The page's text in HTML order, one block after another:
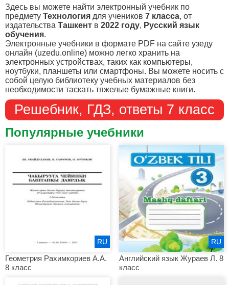
Здесь вы можете найти электронный учебник по
предмету Технология для учеников 7 класса, от
издательства Ташкент в 2022 году, Русский язык
обучения.
Электронные учебники в формате PDF на сайте узеду
онлайн (uzedu.online) можно легко хранить на
электронных устройствах, таких как компьютеры,
ноутбуки, планшеты или смартфоны. Вы можете носить с
собой целую библиотеку учебных материалов без
необходимости таскать тяжелые бумажные книги.
Решебник, ГДЗ, ответы 7 класс
Популярные учебники
Геометрия Рахимкориев А.А.
8 класс
RU
Английский язык Жураев Л. 8
класс
RU